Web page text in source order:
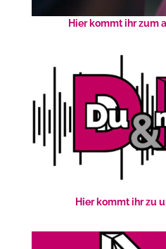
Hier kommt ihr zum
Hier kommt ihr zu